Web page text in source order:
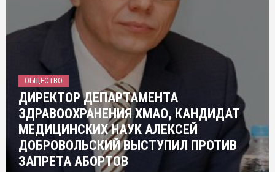
ОБЩЕСТВО
ДИРЕКТОР ДЕПАРТАМЕНТА
ЗДРАВООХРАНЕНИЯ ХМАО, КАНДИДАТ
МЕДИЦИНСКИХ НАУК АЛЕКСЕЙ
ДОБРОВОЛЬСКИЙ ВЫСТУПИЛ ПРОТИВ
ЗАПРЕТА АБОРТОВ